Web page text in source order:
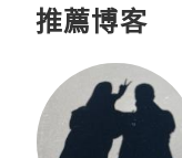
推薦博客